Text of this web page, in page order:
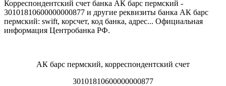
Корреспондентский счет банка АК барс пермский -
30101810600000000877 и другие реквизиты банка АК барс
пермский: swift, корсчет, код банка, адрес... Официальная
информация Центробанка РФ.
АК барс пермский, корреспондентский счет
30101810600000000877